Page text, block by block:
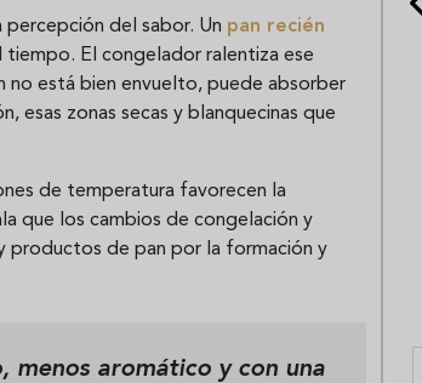
percepción del sabor. Un pan recién
tiempo. El congelador ralentiza ese
está bien envuelto, puede absorber
esas zonas secas y blanquecinas que
de temperatura favorecen la
que los cambios de congelación y
productos de pan por la formación y
menos aromático y con una